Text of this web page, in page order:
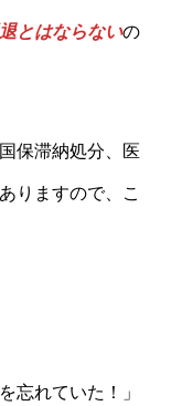
とはならないの
保滞納処分、医
りますので、こ
忘れていた！」